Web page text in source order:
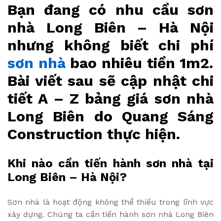
Bạn đang có nhu cầu sơn
nhà Long Biên – Hà Nội
nhưng không biết chi phí
sơn nhàbao nhiêu tiền 1m2.
Bài viết sau sẽ cập nhật chi
tiết A – Z bảng giá sơn nhà
Long Biên do Quang Sáng
Construction thực hiện.
Khi nào cần tiến hành sơn nhà tại
Long Biên – Hà Nội?
Sơn nhà là hoạt động không thể thiếu trong lĩnh vực
xây dựng. Chúng ta cần tiến hành sơn nhà Long Biên